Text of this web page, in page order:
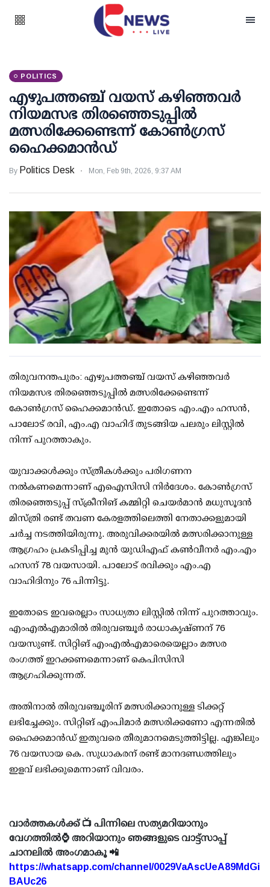
POLITICS
എഴുപത്തഞ്ച് വയസ് കഴിഞ്ഞവര്‍
നിയമസഭ തിരഞ്ഞെടുപ്പില്‍
മത്സരിക്കേണ്ടെന്ന് കോണ്‍ഗ്രസ്
ഹൈക്കമാന്‍ഡ്
By Politics Desk Mon, Feb 9th, 2026, 9:37 AM
തിരുവനന്തപുരം: എഴുപത്തഞ്ച് വയസ് കഴിഞ്ഞവര്‍
നിയമസഭ തിരഞ്ഞെടുപ്പില്‍ മത്സരിക്കേണ്ടെന്ന്
കോണ്‍ഗ്രസ് ഹൈക്കമാന്‍ഡ്. ഇതോടെ എം.എം ഹസന്‍,
പാലോട് രവി, എം.എ വാഹിദ് തുടങ്ങിയ പലരും ലിസ്റ്റില്‍
നിന്ന് പുറത്താകും.
യുവാക്കള്‍ക്കും സ്ത്രീകള്‍ക്കും പരിഗണന
നല്‍കണമെന്നാണ് എഐസിസി നിര്‍ദേശം. കോണ്‍ഗ്രസ്
തിരഞ്ഞെടുപ്പ് സ്‌ക്രീനിങ് കമ്മിറ്റി ചെയര്‍മാന്‍ മധുസൂദന്‍
മിസ്ത്രി രണ്ട് തവണ കേരളത്തിലെത്തി നേതാക്കളുമായി
ചര്‍ച്ച നടത്തിയിരുന്നു. അരുവിക്കരയില്‍ മത്സരിക്കാനുള്ള
ആഗ്രഹം പ്രകടിപ്പിച്ച മുന്‍ യുഡിഎഫ് കണ്‍വീനര്‍ എം.എം
ഹസന് 78 വയസായി. പാലോട് രവിക്കും എം.എ
വാഹിദിനും 76 പിന്നിട്ടു.
ഇതോടെ ഇവരെല്ലാം സാധ്യതാ ലിസ്റ്റില്‍ നിന്ന് പുറത്താവും.
എംഎല്‍എമാരില്‍ തിരുവഞ്ചൂര്‍ രാധാകൃഷ്ണന് 76
വയസുണ്ട്. സിറ്റിങ് എംഎല്‍എമാരെയെല്ലാം മത്സര
രംഗത്ത് ഇറക്കണമെന്നാണ് കെപിസിസി
ആഗ്രഹിക്കുന്നത്.
അതിനാല്‍ തിരുവഞ്ചൂരിന് മത്സരിക്കാനുള്ള ടിക്കറ്റ്
ലഭിച്ചേക്കും. സിറ്റിങ് എംപിമാര്‍ മത്സരിക്കണോ എന്നതില്‍
ഹൈക്കമാന്‍ഡ് ഇതുവരെ തീരുമാനമെടുത്തിട്ടില്ല. എങ്കിലും
76 വയസായ കെ. സുധാകരന് രണ്ട് മാനദണ്ഡത്തിലും
ഇളവ് ലഭിക്കുമെന്നാണ് വിവരം.
വാർത്തകൾക്ക് 📺 പിന്നിലെ സത്യമറിയാനും
വേഗത്തിൽ⌚ അറിയാനും ഞങ്ങളുടെ വാട്ട്സാപ്പ്
ചാനലിൽ അംഗമാകൂ 📲
https://whatsapp.com/channel/0029VaAscUeA89MdGi
BAUc26